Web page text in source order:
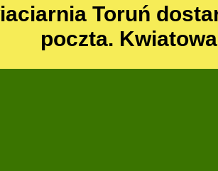
Toruń
poczta.